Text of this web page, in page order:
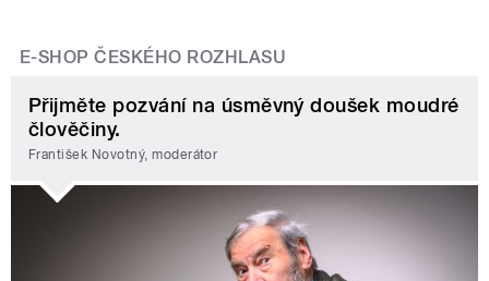
E-SHOP ČESKÉHO ROZHLASU
Přijměte pozvání na úsměvný doušek moudré
člověčiny.
František Novotný, moderátor